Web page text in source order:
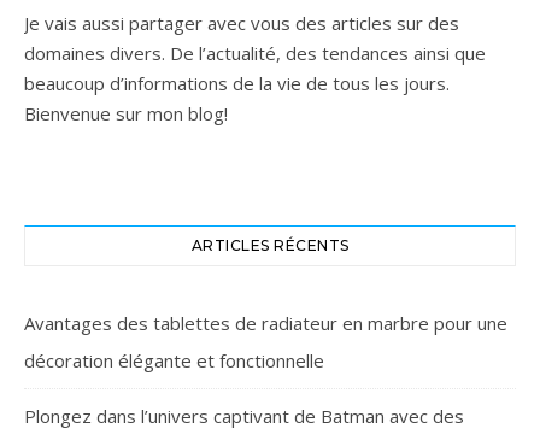
Je vais aussi partager avec vous des articles sur des
domaines divers. De l’actualité, des tendances ainsi que
beaucoup d’informations de la vie de tous les jours.
Bienvenue sur mon blog!
ARTICLES RÉCENTS
Avantages des tablettes de radiateur en marbre pour une
décoration élégante et fonctionnelle
Plongez dans l’univers captivant de Batman avec des